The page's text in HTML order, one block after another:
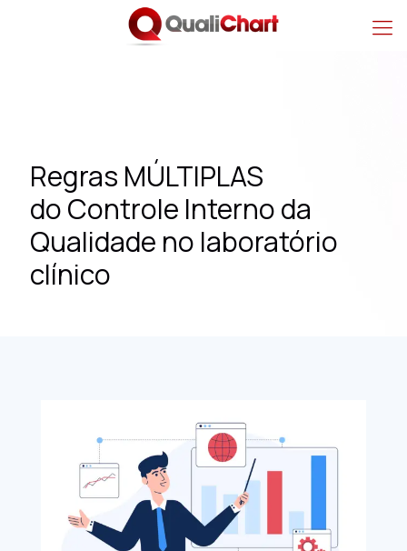
Regras MÚLTIPLAS
do Controle Interno da
Qualidade no laboratório
clínico